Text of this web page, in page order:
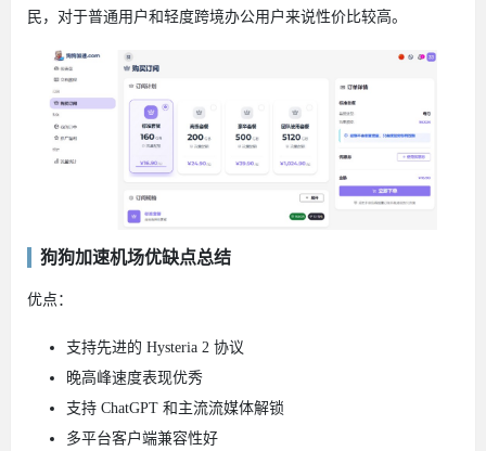
民，对于普通用户和轻度跨境办公用户来说性价比较高。
狗狗加速机场优缺点总结
优点：
支持先进的 Hysteria 2 协议
晚高峰速度表现优秀
支持 ChatGPT 和主流流媒体解锁
多平台客户端兼容性好